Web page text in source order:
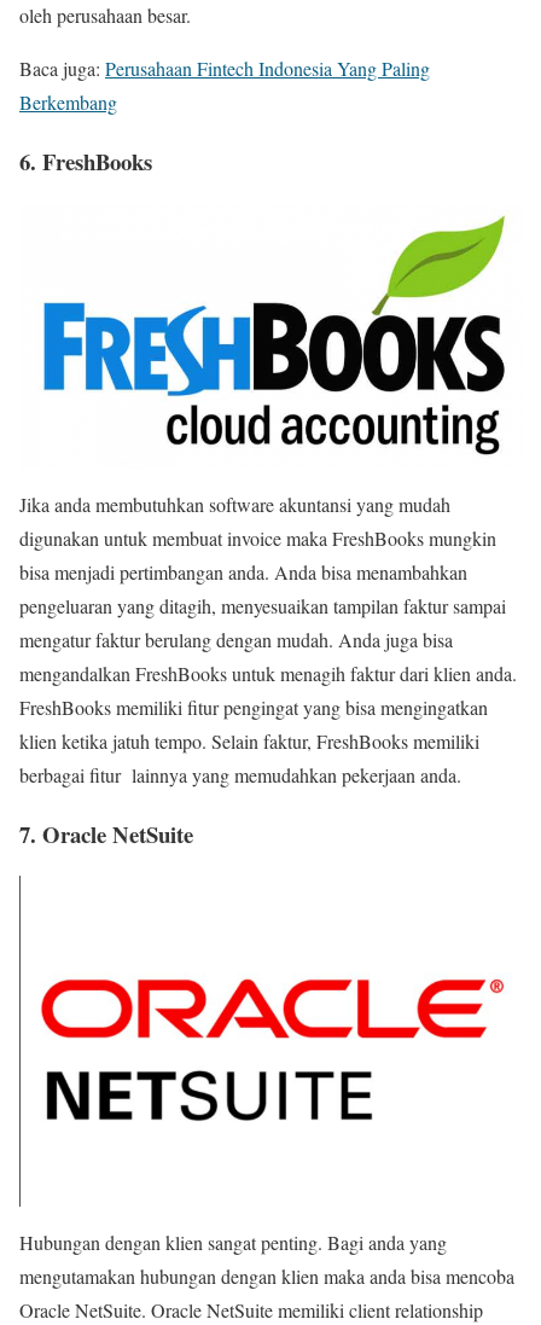
oleh perusahaan besar.
Baca juga: Perusahaan Fintech Indonesia Yang Paling
Berkembang
6. FreshBooks
Jika anda membutuhkan software akuntansi yang mudah
digunakan untuk membuat invoice maka FreshBooks mungkin
bisa menjadi pertimbangan anda. Anda bisa menambahkan
pengeluaran yang ditagih, menyesuaikan tampilan faktur sampai
mengatur faktur berulang dengan mudah. Anda juga bisa
mengandalkan FreshBooks untuk menagih faktur dari klien anda.
FreshBooks memiliki fitur pengingat yang bisa mengingatkan
klien ketika jatuh tempo. Selain faktur, FreshBooks memiliki
berbagai fitur lainnya yang memudahkan pekerjaan anda.
7. Oracle NetSuite
Hubungan dengan klien sangat penting. Bagi anda yang
mengutamakan hubungan dengan klien maka anda bisa mencoba
Oracle NetSuite. Oracle NetSuite memiliki client relationship